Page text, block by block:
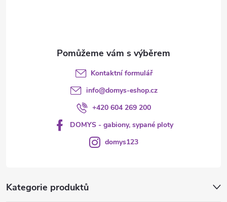
Kategorie produktů
Kontaktní formulář
info@domys-eshop.cz
+420 604 269 200
DOMYS - gabiony, sypané ploty
domys123